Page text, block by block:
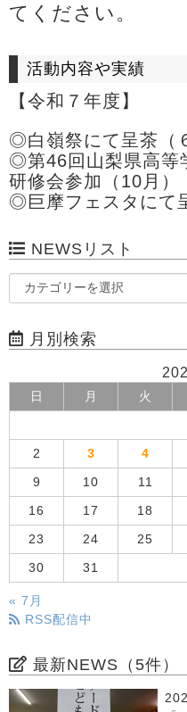
てください。
活動内容や実績
【令和７年度】
◎白嶺祭にて呈茶（
◎第46回山梨県高等
研修会参加（10月）
◎巨摩フェスタにて
NEWSリスト
月別検索
日 月 火
2 3 4
9 10 11
16 17 18
23 24 25
30 31
« 7月
RSS配信中
最新NEWS（5件）